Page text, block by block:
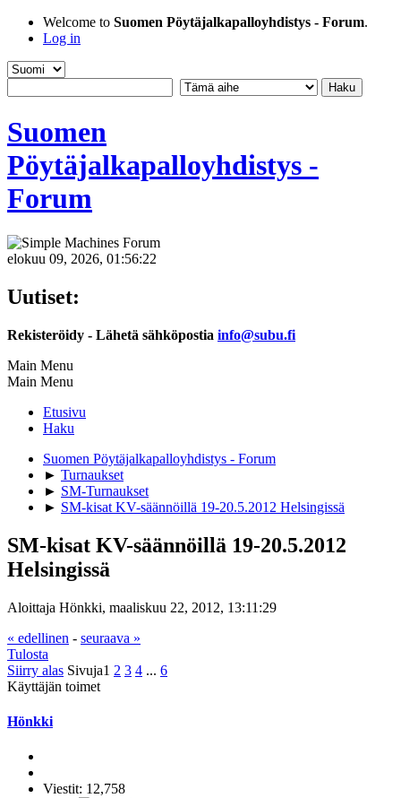
Welcome to Suomen Pöytäjalkapalloyhdistys - Forum.
Log in
Suomen
Pöytäjalkapalloyhdistys -
Forum
elokuu 09, 2026, 01:56:22
Uutiset:
Rekisteröidy - Lähetä sähköpostia info@subu.fi
Main Menu
Main Menu
Etusivu
Haku
Suomen Pöytäjalkapalloyhdistys - Forum
► Turnaukset
► SM-Turnaukset
► SM-kisat KV-säännöillä 19-20.5.2012 Helsingissä
SM-kisat KV-säännöillä 19-20.5.2012
Helsingissä
Aloittaja Hönkki, maaliskuu 22, 2012, 13:11:29
« edellinen - seuraava »
Tulosta
Siirry alas Sivuja1 2 3 4 ... 6
Käyttäjän toimet
Hönkki
Viestit: 12,758